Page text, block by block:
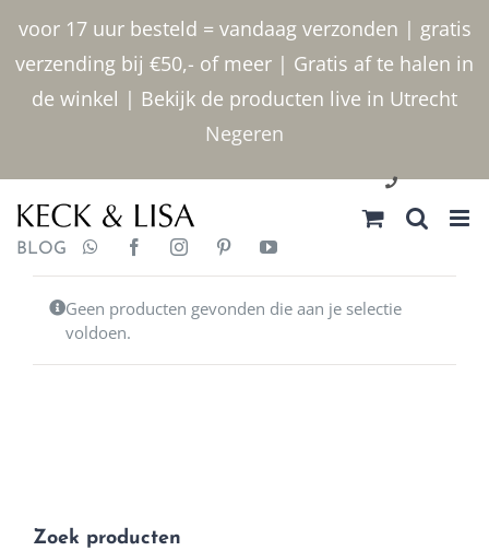
voor 17 uur besteld = vandaag verzonden | gratis
verzending bij €50,- of meer | Gratis af te halen in
de winkel | Bekijk de producten live in Utrecht
Negeren
inhoud
030 2400000
BLOG
Geen producten gevonden die aan je selectie
voldoen.
Zoek producten